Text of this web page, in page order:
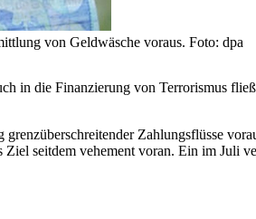
von Geldwäsche voraus. Foto: dpa
in die Finanzierung von Terrorismus
Zahlungsflüsse
Ziel seitdem vehement voran. Ein im